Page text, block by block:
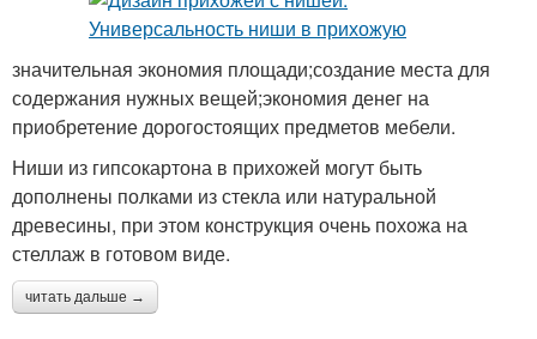
значительная экономия площади;создание места для
содержания нужных вещей;экономия денег на
приобретение дорогостоящих предметов мебели.
Ниши из гипсокартона в прихожей могут быть
дополнены полками из стекла или натуральной
древесины, при этом конструкция очень похожа на
стеллаж в готовом виде.
читать дальше →